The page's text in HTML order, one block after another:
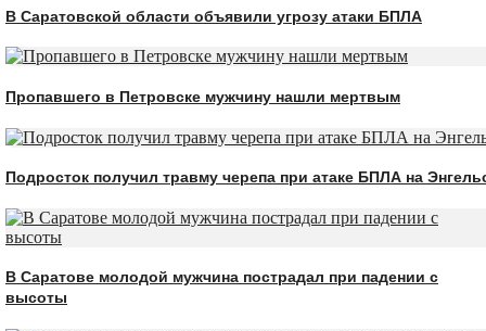
В Саратовской области объявили угрозу атаки БПЛА
Пропавшего в Петровске мужчину нашли мертвым
Подросток получил травму черепа при атаке БПЛА на
В Саратове молодой мужчина пострадал при падении с
высоты